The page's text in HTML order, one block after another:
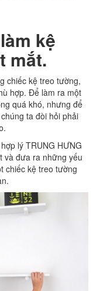
kệ
mắt.
chiếc kệ treo tường,
hợp. Để làm ra một
quá khó, nhưng để
ta đòi hỏi phải
lý TRUNG HƯNG
và đưa ra những yếu
chiếc kệ treo tường